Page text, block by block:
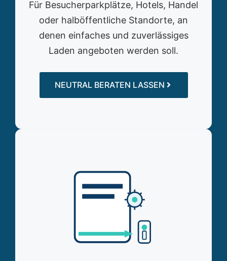
Für Besucherparkplätze, Hotels, Handel
oder halböffentliche Standorte, an
denen einfaches und zuverlässiges
Laden angeboten werden soll.
NEUTRAL BERATEN LASSEN